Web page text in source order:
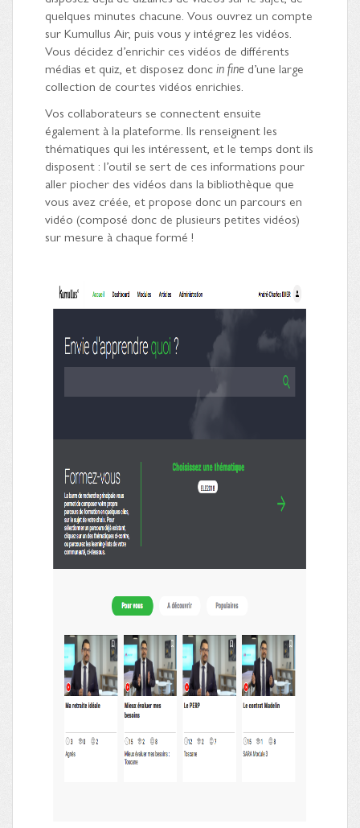
quelques minutes chacune. Vous ouvrez un compte
sur Kumullus Air, puis vous y intégrez les vidéos.
Vous décidez d’enrichir ces vidéos de différents
médias et quiz, et disposez doncin fine d’une large
collection de courtes vidéos enrichies.
Vos collaborateurs se connectent ensuite
également à la plateforme. Ils renseignent les
thématiques qui les intéressent, et le temps dont ils
disposent : l’outil se sert de ces informations pour
aller piocher des vidéos dans la bibliothèque que
vous avez créée, et propose donc un parcours en
vidéo (composé donc de plusieurs petites vidéos)
sur mesure à chaque formé !